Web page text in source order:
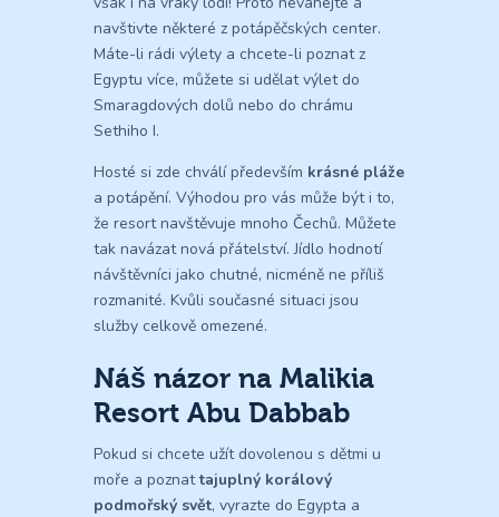
navštivte některé z potápěčských center.
Máte-li rádi výlety a chcete-li poznat z
Egyptu více, můžete si udělat výlet do
Smaragdových dolů nebo do chrámu
Sethiho I.
Hosté si zde chválí především krásné pláže
a potápění. Výhodou pro vás může být i to,
že resort navštěvuje mnoho Čechů. Můžete
tak navázat nová přátelství. Jídlo hodnotí
návštěvníci jako chutné, nicméně ne příliš
rozmanité. Kvůli současné situaci jsou
služby celkově omezené.
Náš názor na Malikia
Resort Abu Dabbab
Pokud si chcete užít dovolenou s dětmi u
moře a poznattajuplný korálový
podmořský svět, vyrazte do Egypta a